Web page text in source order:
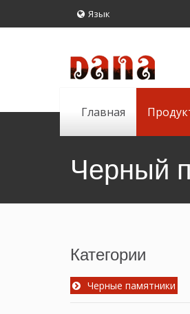
Язык
Главная
Черный
Категории
Черные памятники